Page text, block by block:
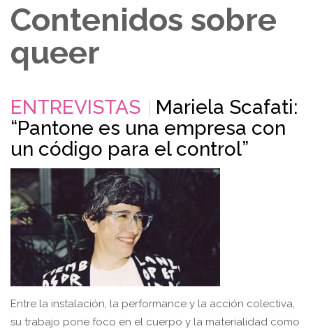
Contenidos sobre
queer
ENTREVISTAS
Mariela Scafati:
“Pantone es una empresa con
un código para el control”
Entre la instalación, la performance y la acción colectiva,
su trabajo pone foco en el cuerpo y la materialidad como